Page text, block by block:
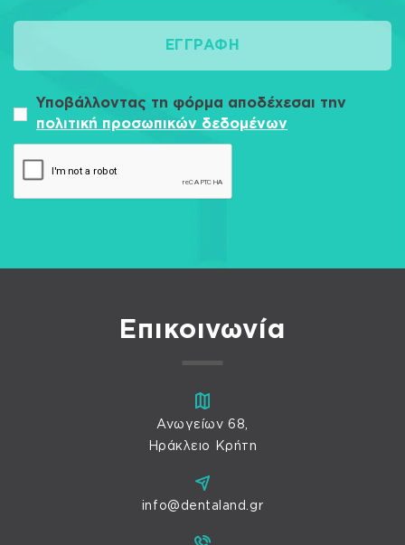
ΕΓΓΡΑΦΉ
Υποβάλλοντας τη φόρμα αποδέχεσαι την
πολιτική προσωπικών δεδομένων
Επικοινωνία
Ανωγείων 68,
Ηράκλειο Κρήτη
info@dentaland.gr